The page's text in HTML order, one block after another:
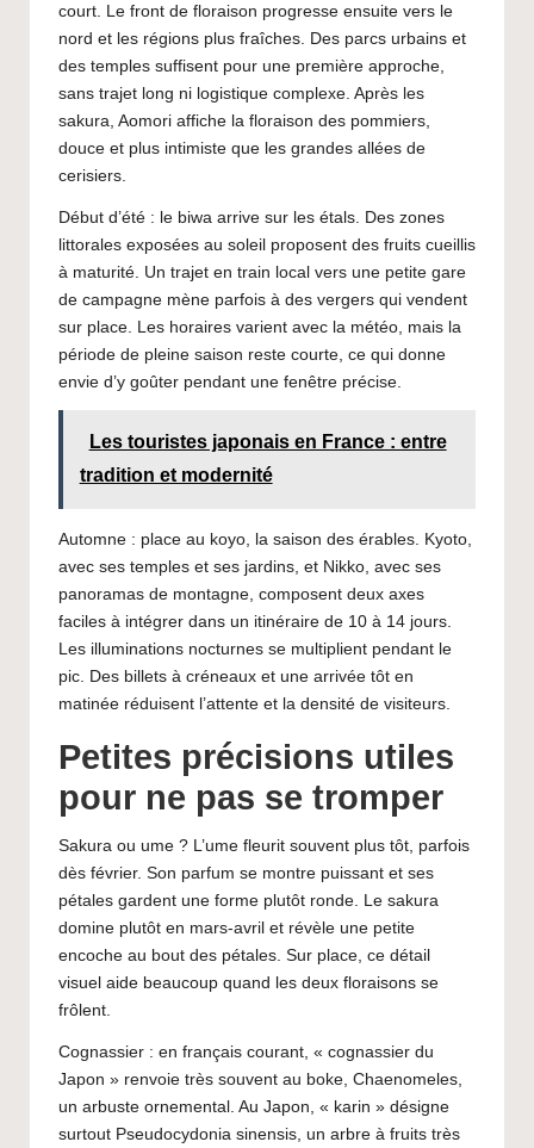
court. Le front de floraison progresse ensuite vers le
nord et les régions plus fraîches. Des parcs urbains et
des temples suffisent pour une première approche,
sans trajet long ni logistique complexe. Après les
sakura, Aomori affiche la floraison des pommiers,
douce et plus intimiste que les grandes allées de
cerisiers.
Début d’été : le biwa arrive sur les étals. Des zones
littorales exposées au soleil proposent des fruits cueillis
à maturité. Un trajet en train local vers une petite gare
de campagne mène parfois à des vergers qui vendent
sur place. Les horaires varient avec la météo, mais la
période de pleine saison reste courte, ce qui donne
envie d’y goûter pendant une fenêtre précise.
Les touristes japonais en France : entre
tradition et modernité
Automne : place au koyo, la saison des érables. Kyoto,
avec ses temples et ses jardins, et Nikko, avec ses
panoramas de montagne, composent deux axes
faciles à intégrer dans un itinéraire de 10 à 14 jours.
Les illuminations nocturnes se multiplient pendant le
pic. Des billets à créneaux et une arrivée tôt en
matinée réduisent l’attente et la densité de visiteurs.
Petites précisions utiles
pour ne pas se tromper
Sakura ou ume ? L’ume fleurit souvent plus tôt, parfois
dès février. Son parfum se montre puissant et ses
pétales gardent une forme plutôt ronde. Le sakura
domine plutôt en mars-avril et révèle une petite
encoche au bout des pétales. Sur place, ce détail
visuel aide beaucoup quand les deux floraisons se
frôlent.
Cognassier : en français courant, « cognassier du
Japon » renvoie très souvent au boke, Chaenomeles,
un arbuste ornemental. Au Japon, « karin » désigne
surtout Pseudocydonia sinensis, un arbre à fruits très